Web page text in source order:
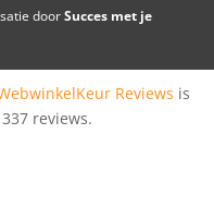
doorSucces met je
Reviews is
reviews.